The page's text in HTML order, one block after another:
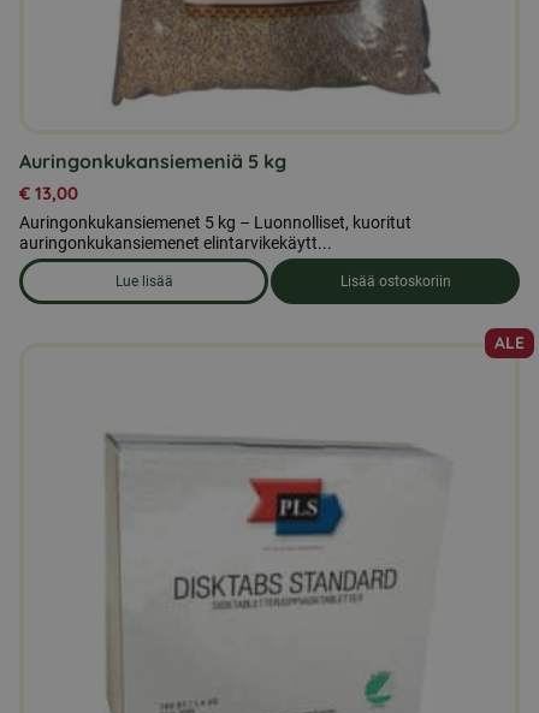
Auringonkukansiemeniä 5 kg
€ 13,00
Auringonkukansiemenet 5 kg – Luonnolliset, kuoritut
auringonkukansiemenet elintarvikekäytt...
Lue lisää
om produkten Auringonkukansiemeniä 5 kg
Lisää ostoskoriin
ALE